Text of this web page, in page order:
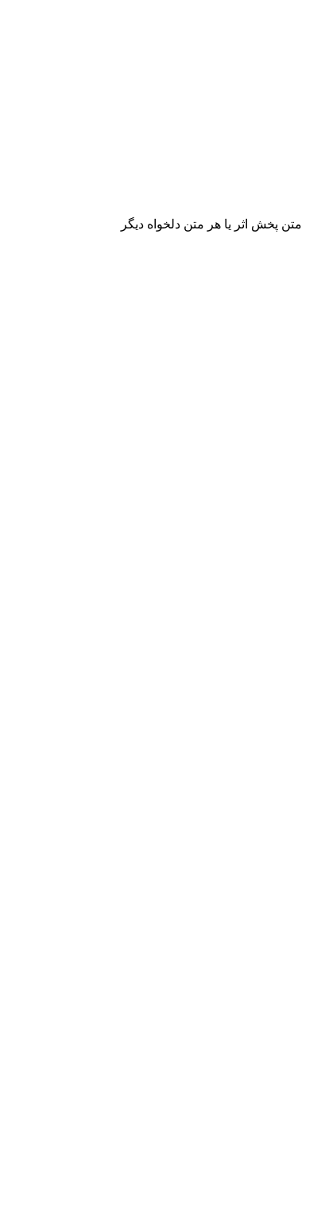
متن پخش اثر یا هر متن دلخواه دیگر